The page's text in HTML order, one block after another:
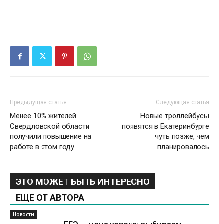
Предыдущая статья
Менее 10% жителей
Свердловской области
получили повышение на
работе в этом году
Следующая статья
Новые троллейбусы
появятся в Екатеринбурге
чуть позже, чем
планировалось
ЭТО МОЖЕТ БЫТЬ ИНТЕРЕСНО
ЕЩЕ ОТ АВТОРА
Новости